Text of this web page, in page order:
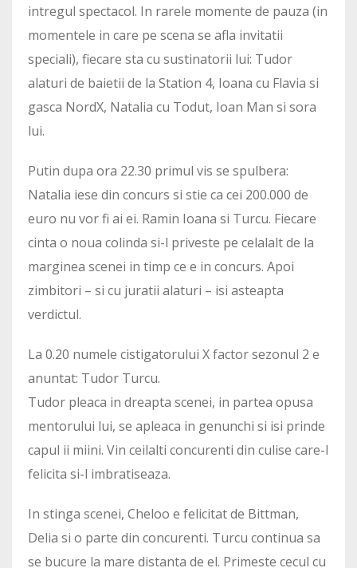
intregul spectacol. In rarele momente de pauza (in
momentele in care pe scena se afla invitatii
speciali), fiecare sta cu sustinatorii lui: Tudor
alaturi de baietii de la Station 4, Ioana cu Flavia si
gasca NordX, Natalia cu Todut, Ioan Man si sora
lui.
Putin dupa ora 22.30 primul vis se spulbera:
Natalia iese din concurs si stie ca cei 200.000 de
euro nu vor fi ai ei. Ramin Ioana si Turcu. Fiecare
cinta o noua colinda si-l priveste pe celalalt de la
marginea scenei in timp ce e in concurs. Apoi
zimbitori – si cu juratii alaturi – isi asteapta
verdictul.
La 0.20 numele cistigatorului X factor sezonul 2 e
anuntat: Tudor Turcu.
Tudor pleaca in dreapta scenei, in partea opusa
mentorului lui, se apleaca in genunchi si isi prinde
capul ii miini. Vin ceilalti concurenti din culise care-l
felicita si-l imbratiseaza.
In stinga scenei, Cheloo e felicitat de Bittman,
Delia si o parte din concurenti. Turcu continua sa
se bucure la mare distanta de el. Primeste cecul cu